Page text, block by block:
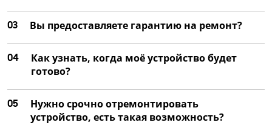
03 Вы предоставляете гарантию на ремонт?
04
Как узнать, когда моё устройство будет
готово?
05
Нужно срочно отремонтировать
устройство, есть такая возможность?